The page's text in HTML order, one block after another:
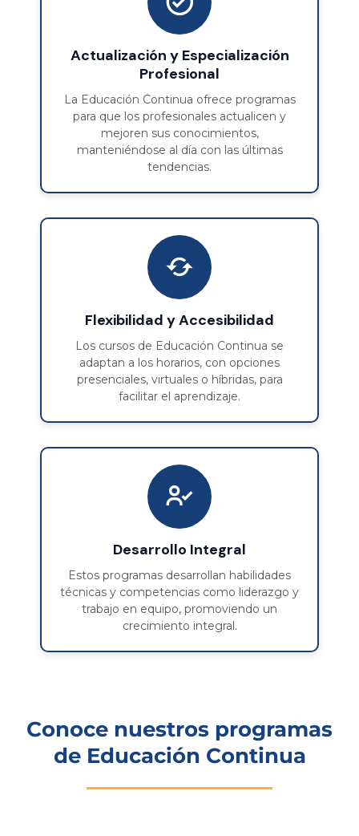
Actualización y Especialización
Profesional
La Educación Continua ofrece programas
para que los profesionales actualicen y
mejoren sus conocimientos,
manteniéndose al día con las últimas
tendencias.
Flexibilidad y Accesibilidad
Los cursos de Educación Continua se
adaptan a los horarios, con opciones
presenciales, virtuales o híbridas, para
facilitar el aprendizaje.
Desarrollo Integral
Estos programas desarrollan habilidades
técnicas y competencias como liderazgo y
trabajo en equipo, promoviendo un
crecimiento integral.
Conoce nuestros programas
de Educación Continua